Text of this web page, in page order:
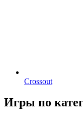
Crossout
Игры по